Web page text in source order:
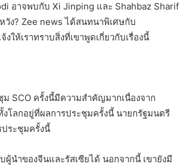
อาจพบกับ Xi Jinping และ Shahbaz Sharif
วัง? Zee news ได้สนทนาพิเศษกับ
ให้เราทราบสิ่งที่เขาพูดเกี่ยวกับเรื่องนี้
SCO ครั้งนี้มีความสำคัญมากเนื่องจาก
โลกอยู่ที่ผลการประชุมครั้งนี้ นายกรัฐมนตรี
ประชุมครั้งนี้
ผู้นำของจีนและรัสเซียได้ นอกจากนี้ เขายังมี